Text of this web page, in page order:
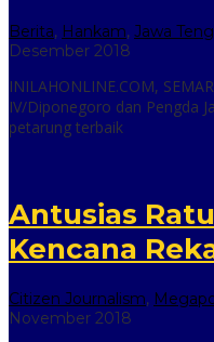
Berita, Hankam, Jawa
Desember 2018
online
INILAHONLINE.COM,
IV/Diponegoro dan Pengda
petarung terbaik
Antusias
Kencana
Citizen Journalism,
November 2018